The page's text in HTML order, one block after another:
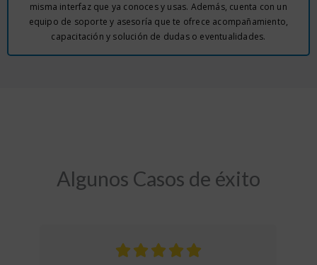
misma interfaz que ya conoces y usas. Además, cuenta con un
equipo de soporte y asesoría que te ofrece acompañamiento,
capacitación y solución de dudas o eventualidades.
Algunos Casos de éxito